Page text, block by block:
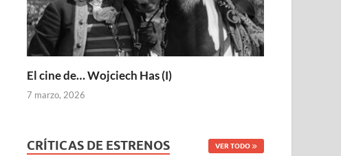
El cine de… Wojciech Has (I)
7 marzo, 2026
CRÍTICAS DE ESTRENOS VER TODO